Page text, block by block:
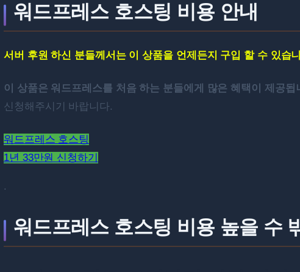
워드프레스 호스팅 비용 안내
서버 후원 하신 분들께서는 이 상품을 언제든지 구입 할 수 있습
이 상품은 워드프레스를 처음 하는 분들에게 많은 혜택이 제공됩
신청해주시기 바랍니다.
워드프레스 호스팅
1년 33만원 신청하기
.
워드프레스 호스팅 비용 높을 수